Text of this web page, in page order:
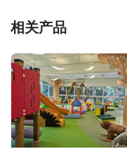
相关产品